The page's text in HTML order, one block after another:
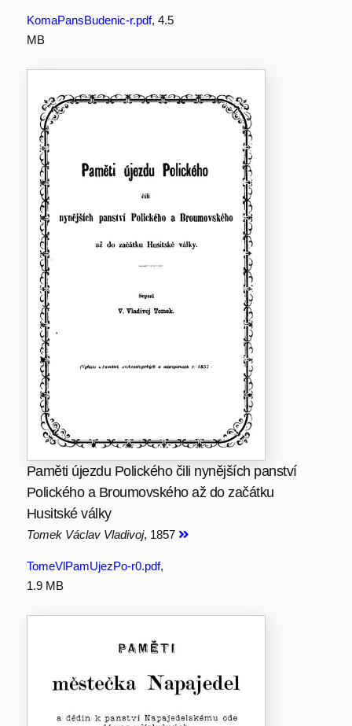
KomaPansBudenic-r.pdf, 4.5
MB
Paměti újezdu Polického čili nynějších panství
Polického a Broumovského až do začátku
Husitské války
Tomek Václav Vladivoj, 1857
TomeVlPamUjezPo-r0.pdf,
1.9 MB